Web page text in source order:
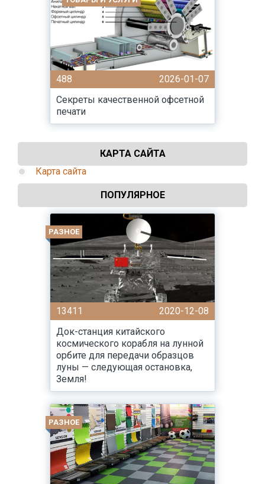
488
2026-01-07
Секреты качественной офсетной
печати
КАРТА САЙТА
Карта сайта
ПОПУЛЯРНОЕ
РАЗНОЕ
13411
2020-12-08
Док-станция китайского
космического корабля на лунной
орбите для передачи образцов
луны — следующая остановка,
Земля!
РАЗНОЕ